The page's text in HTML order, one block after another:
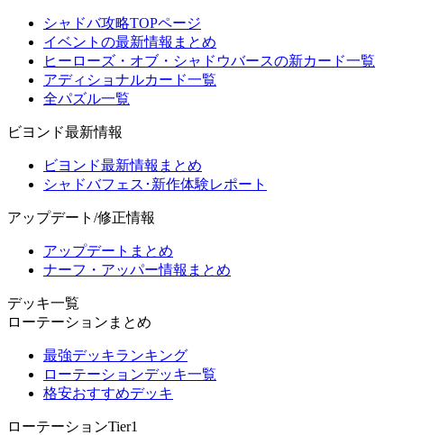
シャドバ攻略TOPページ
イベントの最新情報まとめ
ヒーローズ・オブ・シャドウバースの新カード一覧
アディショナルカード一覧
全パズル一覧
ビヨンド最新情報
ビヨンド最新情報まとめ
シャドバフェス･新作体験レポート
アップデート/修正情報
アップデートまとめ
ナーフ・アッパー情報まとめ
デッキ一覧
ローテーションまとめ
最強デッキランキング
ローテーションデッキ一覧
格安おすすめデッキ
ローテーションTier1